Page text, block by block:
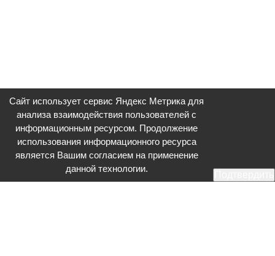
Сайт использует сервис Яндекс Метрика для
анализа взаимодействия пользователей с
информационным ресурсом. Продолжение
использования информационного ресурса
является Вашим согласием на применение
данной технологии.